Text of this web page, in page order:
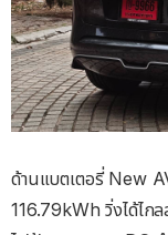
ด้านแบตเตอรี่ New
116.79kWh วิ่งได้ไก